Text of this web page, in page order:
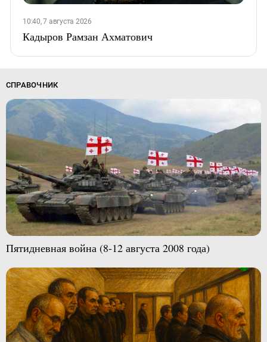
10:40, 7 августа 2026
Кадыров Рамзан Ахматович
СПРАВОЧНИК
Пятидневная война (8-12 августа 2008 года)